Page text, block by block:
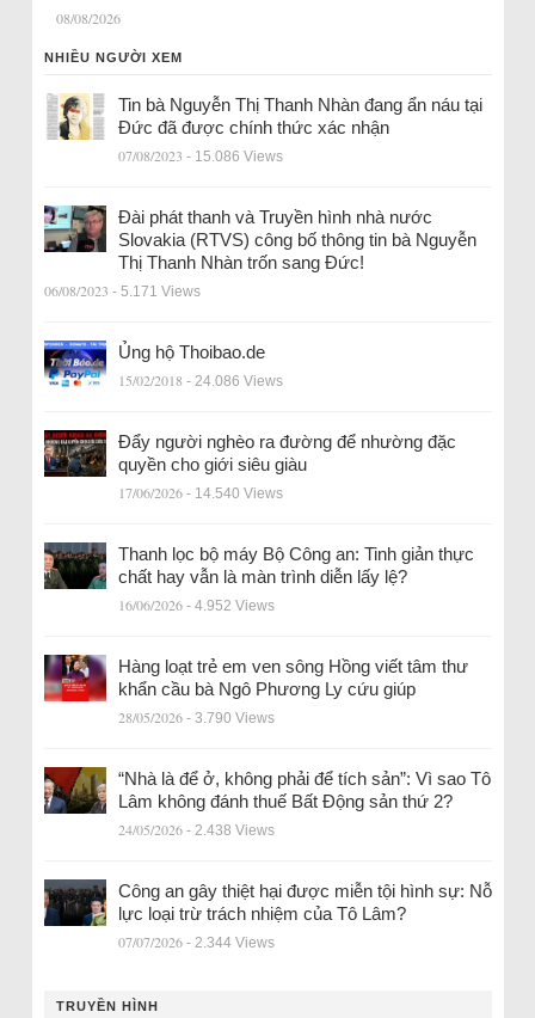
08/08/2026
NHIỀU NGƯỜI XEM
Tin bà Nguyễn Thị Thanh Nhàn đang ẩn náu tại
Đức đã được chính thức xác nhận
07/08/2023 - 15.086 Views
Đài phát thanh và Truyền hình nhà nước
Slovakia (RTVS) công bố thông tin bà Nguyễn
Thị Thanh Nhàn trốn sang Đức!
06/08/2023 - 5.171 Views
Ủng hộ Thoibao.de
15/02/2018 - 24.086 Views
Đẩy người nghèo ra đường để nhường đặc
quyền cho giới siêu giàu
17/06/2026 - 14.540 Views
Thanh lọc bộ máy Bộ Công an: Tinh giản thực
chất hay vẫn là màn trình diễn lấy lệ?
16/06/2026 - 4.952 Views
Hàng loạt trẻ em ven sông Hồng viết tâm thư
khẩn cầu bà Ngô Phương Ly cứu giúp
28/05/2026 - 3.790 Views
“Nhà là để ở, không phải để tích sản”: Vì sao Tô
Lâm không đánh thuế Bất Động sản thứ 2?
24/05/2026 - 2.438 Views
Công an gây thiệt hại được miễn tội hình sự: Nỗ
lực loại trừ trách nhiệm của Tô Lâm?
07/07/2026 - 2.344 Views
TRUYỀN HÌNH